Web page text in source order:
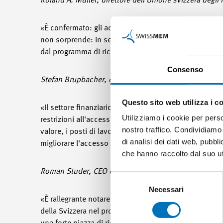
Consenso
Questo sito web utilizza i
Utilizziamo i cookie per
nostro traffico.
di analisi dei dati web,
che hanno raccolto dal suo
Selezione
Necessari
«È confermato: gli accordi bilaterali godono di un
non sorprende: in seguito ai colloqui esplorativi,
dal programma di ricerca Horizon Europa alla
Stefan Brupbacher, direttore di Swissmem
«Il settore finanziario sostiene gli Accordi bilaterali
restrizioni all'accesso ai mercati dell'UE
valore, i posti di lavoro e il gettito fiscale generati
migliorare l'accesso al mercato a lungo termine. A
Roman Studer, CEO dell’Associazione svizzera dei
«È rallegrante notare che più di due terzi della
della Svizzera nel programma di ricerca dell'UE